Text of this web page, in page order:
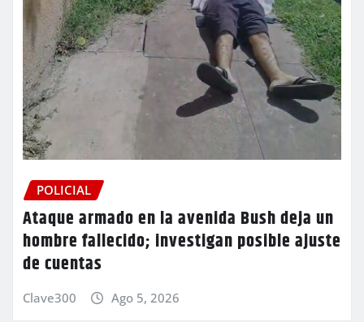
POLICIAL
Ataque armado en la avenida Bush deja un
hombre fallecido; investigan posible ajuste
de cuentas
Clave300 Ago 5, 2026